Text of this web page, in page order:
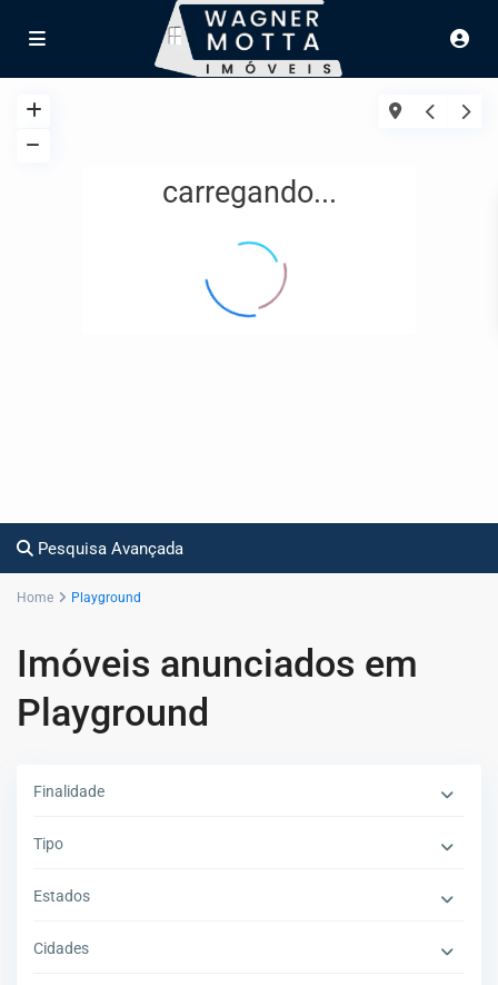
carregando...
Pesquisa Avançada
Home Playground
Imóveis anunciados em
Playground
Finalidade
Tipo
Estados
Cidades